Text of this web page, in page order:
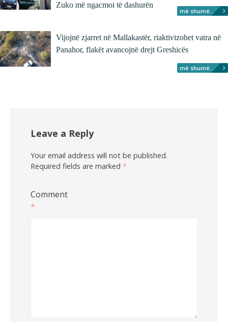
Zuko më ngacmoi të dashurën
më shumë...
Vijojnë zjarret në Mallakastër, riaktivizohet vatra në
Panahor, flakët avancojnë drejt Greshicës
më shumë...
Leave a Reply
Your email address will not be published.
Required fields are marked *
Comment
*